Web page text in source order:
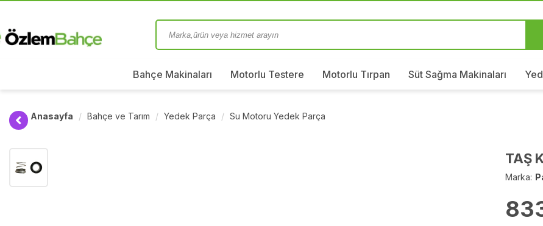
Bahçe Makinaları Motorlu Testere Motorlu Tırpan Süt Sağma Makinaları
Anasayfa Bahçe ve Tarım Yedek Parça Su Motoru Yedek Parça
TAŞ
Marka: